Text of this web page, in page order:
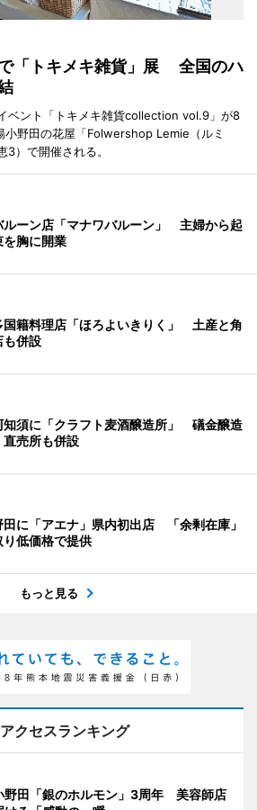
「トキメキ雑貨」展 全国のハ
ベント「トキメキ雑貨collection vol.9」が8
小野田の花屋「Folwershop Lemie（ルミ
3）で開催される。
ルーン店「マナワバルーン」 主婦から起
を胸に開業
国籍料理店「ほろよいきりく」 土産と角
も併設
知須に「クラフト麦酒醸造所」 礒金醸造
直売所も併設
田に「アエナ」県内初出店 「余剰在庫」
り低価格で提供
もっと見る
アクセスランキング
野田「銀のホルモン」3周年 美容師店